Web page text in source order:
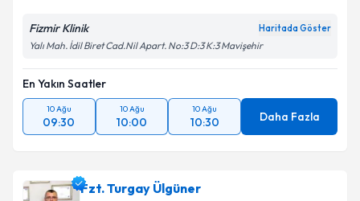
Fizmir Klinik Haritada Göster
Yalı Mah. İdil Biret Cad.Nil Apart. No:3 D:3 K:3 Mavişehir
En Yakın Saatler
10 Ağu
09:30
10 Ağu
10:00
10 Ağu
10:30 Daha Fazla
Fzt. Turgay Ülgüner